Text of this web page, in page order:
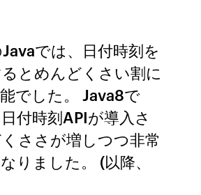
では、日付時刻を
とめんどくさい割に
でした。 Java8で
付時刻APIが導入さ
ささが増しつつ非常
りました。 (以降、